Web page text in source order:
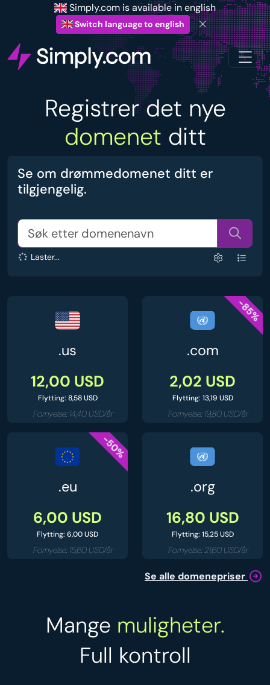
Simply.com is available in english
Switch language to english
Registrer det nye
domenet ditt
Se om drømmedomenet ditt er
tilgjengelig.
Laster...
.us
12,00 USD
Flytting: 8,58 USD
Fornyelse: 14,40 USD/år
-85%
.com
2,02 USD
Flytting: 13,19 USD
Fornyelse: 19,80 USD/år
-50%
.eu
6,00 USD
Flytting: 6,00 USD
Fornyelse: 15,60 USD/år
.org
16,80 USD
Flytting: 15,25 USD
Fornyelse: 21,60 USD/år
Se alle domenepriser
Mange muligheter.
Full kontroll